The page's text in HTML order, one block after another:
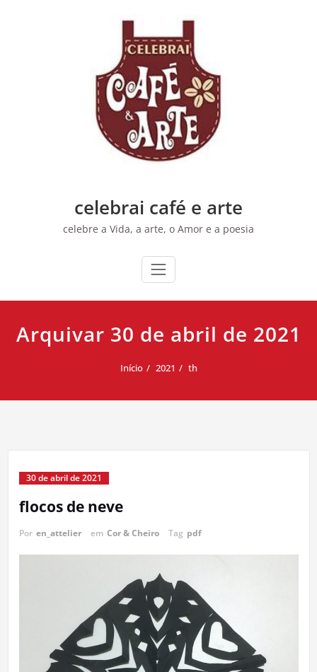
celebrai café e arte
celebre a Vida, a arte, o Amor e a poesia
Arquivar 30 de abril de 2021
Início 2021 th
30 de abril de 2021
flocos de neve
Por en_attelier em Cor & Cheiro Tag pdf